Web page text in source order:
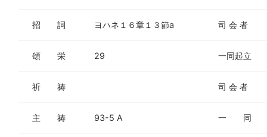
招 詞 ヨハネ１６章１３節a 司 会 者
頌 栄 29 一同起立
祈 祷 司 会 者
主 祷 93-5 A 一 同